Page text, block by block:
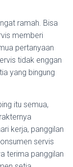
ramah. Bisa
memberi
pertanyaan
tidak enggan
yang bingung
itu semua,
kerja, panggilan
servis
terima panggilan